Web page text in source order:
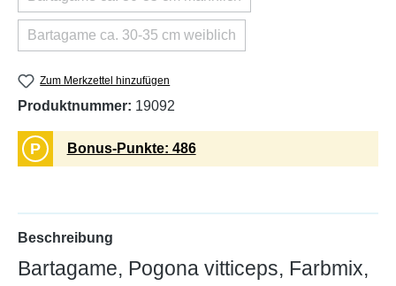
(Diese Option ist zurzeit nicht verfügbar.)
Bartagame ca. 30-35 cm weiblich
(Diese Option ist zurzeit nicht verfügbar.)
Zum Merkzettel hinzufügen
Produktnummer: 19092
P Bonus-Punkte: 486
Beschreibung
Bartagame, Pogona vitticeps, Farbmix,